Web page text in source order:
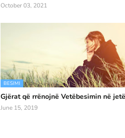
October 03, 2021
BESIMI
Gjërat që rrënojnë Vetëbesimin në
June 15, 2019